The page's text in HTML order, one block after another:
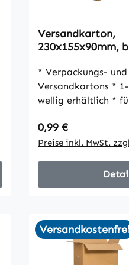
Versandkarton,
230x155x90mm,
* Verpackungs- und
Versandkartons * 1-wellig / 2-
wellig erhältlich * für max. Gewicht
Stabilität und
einfacher
Regulärer Preis:
0,99 €
Preise inkl. MwSt.